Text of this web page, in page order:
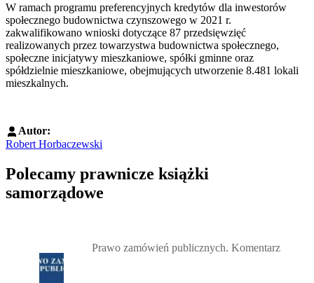
W ramach programu preferencyjnych kredytów dla inwestorów
społecznego budownictwa czynszowego w 2021 r.
zakwalifikowano wnioski dotyczące 87 przedsięwzięć
realizowanych przez towarzystwa budownictwa społecznego,
społeczne inicjatywy mieszkaniowe, spółki gminne oraz
spółdzielnie mieszkaniowe, obejmujących utworzenie 8.481 lokali
mieszkalnych.
Autor:
Robert Horbaczewski
Polecamy prawnicze książki
samorządowe
Prawo zamówień publicznych. Komentarz